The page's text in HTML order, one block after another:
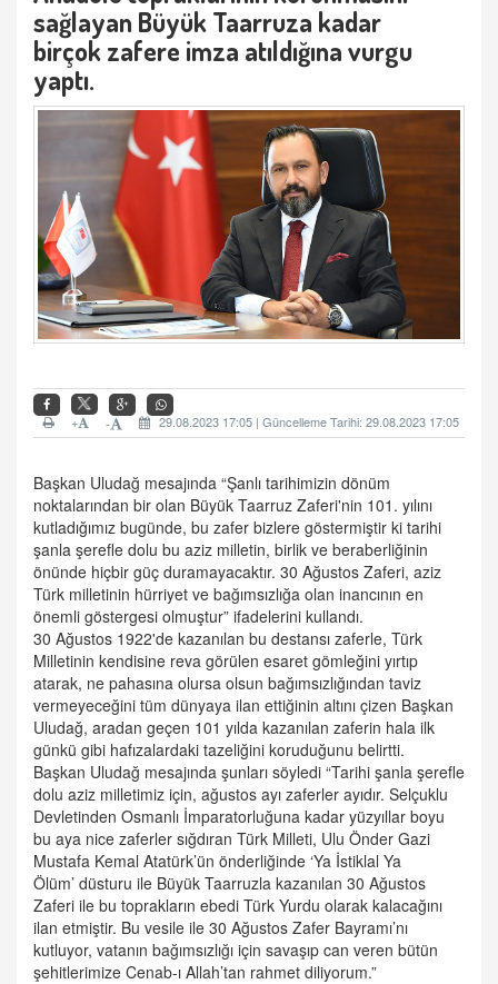
sağlayan Büyük Taarruza kadar
birçok zafere imza atıldığına vurgu
yaptı.
29.08.2023 17:05 | Güncelleme Tarihi: 29.08.2023 17:05
-
+
Başkan Uludağ mesajında “Şanlı tarihimizin dönüm
noktalarından bir olan Büyük Taarruz Zaferi'nin 101. yılını
kutladığımız bugünde, bu zafer bizlere göstermiştir ki tarihi
şanla şerefle dolu bu aziz milletin, birlik ve beraberliğinin
önünde hiçbir güç duramayacaktır. 30 Ağustos Zaferi, aziz
Türk milletinin hürriyet ve bağımsızlığa olan inancının en
önemli göstergesi olmuştur” ifadelerini kullandı.
30 Ağustos 1922'de kazanılan bu destansı zaferle, Türk
Milletinin kendisine reva görülen esaret gömleğini yırtıp
atarak, ne pahasına olursa olsun bağımsızlığından taviz
vermeyeceğini tüm dünyaya ilan ettiğinin altını çizen Başkan
Uludağ, aradan geçen 101 yılda kazanılan zaferin hala ilk
günkü gibi hafızalardaki tazeliğini koruduğunu belirtti.
Başkan Uludağ mesajında şunları söyledi “Tarihi şanla şerefle
dolu aziz milletimiz için, ağustos ayı zaferler ayıdır. Selçuklu
Devletinden Osmanlı İmparatorluğuna kadar yüzyıllar boyu
bu aya nice zaferler sığdıran Türk Milleti, Ulu Önder Gazi
Mustafa Kemal Atatürk’ün önderliğinde ‘Ya İstiklal Ya
Ölüm’ düsturu ile Büyük Taarruzla kazanılan 30 Ağustos
Zaferi ile bu toprakların ebedi Türk Yurdu olarak kalacağını
ilan etmiştir. Bu vesile ile 30 Ağustos Zafer Bayramı’nı
kutluyor, vatanın bağımsızlığı için savaşıp can veren bütün
şehitlerimize Cenab-ı Allah’tan rahmet diliyorum.”